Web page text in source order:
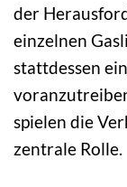
der
einzelnen
stattdessen
spielen die
zentrale Rolle.